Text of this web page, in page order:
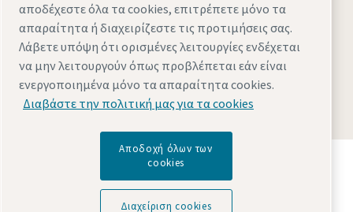
Νομικά θέματα & θέματα απορρήτουΔιαχείριση cookies
ΠρoσβασιμότηταΧάρτης τοποθεσίας
© 2026 Atlas Copco AB
Ανακαλύψτε πώς το Atlas Copco Group προωθεί την
τεχνολογία που αλλάζει το μέλλον.
Επισκεφθείτε τον ιστότοπο του Atlas Copco Group
αποδέχεστε όλα τα cookies, επιτρέπετε μόνο τα
απαραίτητα ή διαχειρίζεστε τις προτιμήσεις σας.
Λάβετε υπόψη ότι ορισμένες λειτουργίες ενδέχεται
να μην λειτουργούν όπως προβλέπεται εάν είναι
ενεργοποιημένα μόνο τα απαραίτητα cookies.
Διαβάστε την πολιτική μας για τα cookies
Αποδοχή όλων των
cookies
Διαχείριση cookies